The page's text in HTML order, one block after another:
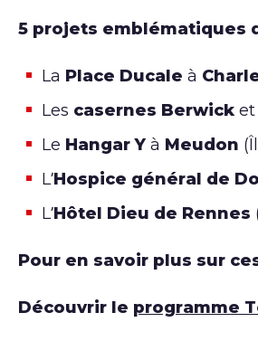
5 projets emblématiques
La Place Ducale à
Les casernes Berwick et
Le Hangar Y à Meudon
L’Hospice général de
L’Hôtel Dieu de Rennes
Pour en savoir plus sur
Découvrir le programme